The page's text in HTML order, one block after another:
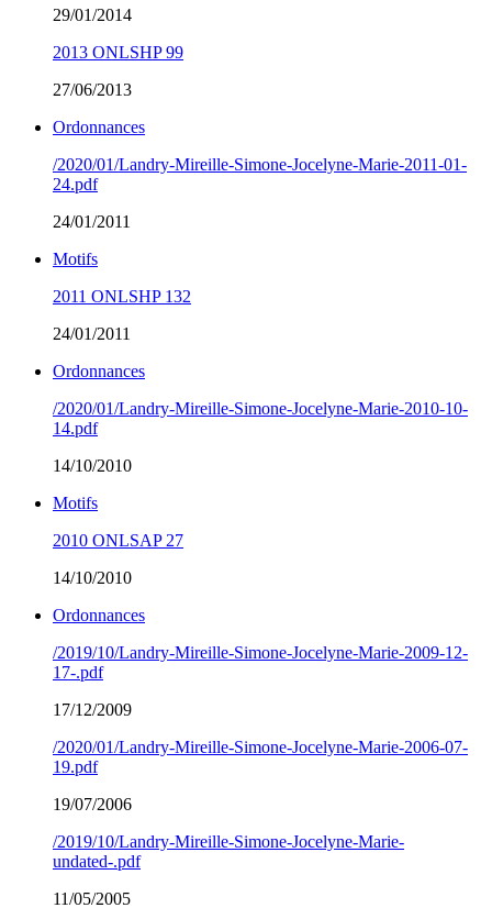
29/01/2014
2013 ONLSHP 99
27/06/2013
Ordonnances
/2020/01/Landry-Mireille-Simone-Jocelyne-Marie-2011-01-
24.pdf
24/01/2011
Motifs
2011 ONLSHP 132
24/01/2011
Ordonnances
/2020/01/Landry-Mireille-Simone-Jocelyne-Marie-2010-10-
14.pdf
14/10/2010
Motifs
2010 ONLSAP 27
14/10/2010
Ordonnances
/2019/10/Landry-Mireille-Simone-Jocelyne-Marie-2009-12-
17-.pdf
17/12/2009
/2020/01/Landry-Mireille-Simone-Jocelyne-Marie-2006-07-
19.pdf
19/07/2006
/2019/10/Landry-Mireille-Simone-Jocelyne-Marie-
undated-.pdf
11/05/2005